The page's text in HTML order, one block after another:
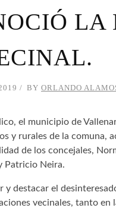
LA
BY ORLANDO
el municipio de
y rurales de la comuna,
de los concejales,
Patricio Neira.
destacar el
vecinales, tanto en